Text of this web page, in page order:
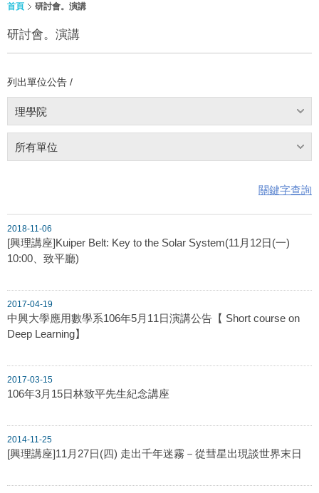
首頁 研討會。演講
研討會。演講
列出單位公告 /
理學院
所有單位
關鍵字查詢
2018-11-06
[興理講座]Kuiper Belt: Key to the Solar System(11月12日(一)
10:00、致平廳)
2017-04-19
中興大學應用數學系106年5月11日演講公告【 Short course on
Deep Learning】
2017-03-15
106年3月15日林致平先生紀念講座
2014-11-25
[興理講座]11月27日(四) 走出千年迷霧－從彗星出現談世界末日